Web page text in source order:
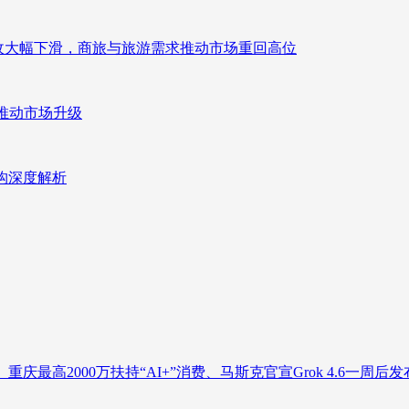
幅下滑，商旅与旅游需求推动市场重回高位
动市场升级
深度解析
庆最高2000万扶持“AI+”消费、马斯克官宣Grok 4.6一周后发